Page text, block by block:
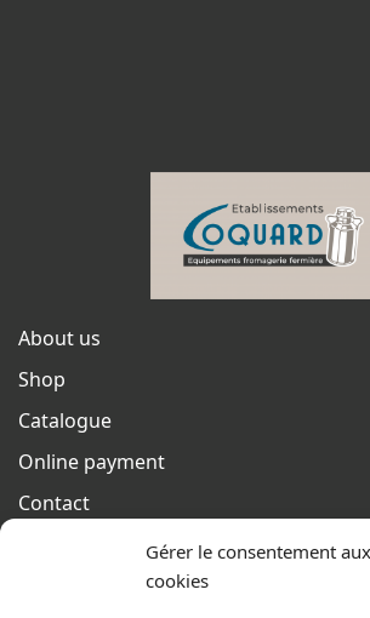
Gérer le consentement aux
cookies
About us
Shop
Catalogue
Online payment
Contact
Terms of sales
From monday to thursday